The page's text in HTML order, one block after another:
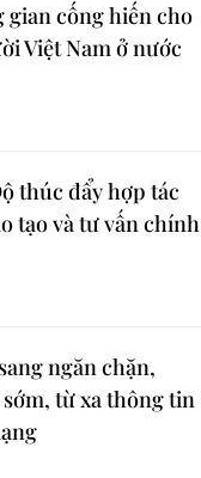
gian cống hiến cho
Việt Nam ở nước
thúc đẩy hợp tác
tạo và tư vấn chính
ngăn chặn,
từ xa thông tin